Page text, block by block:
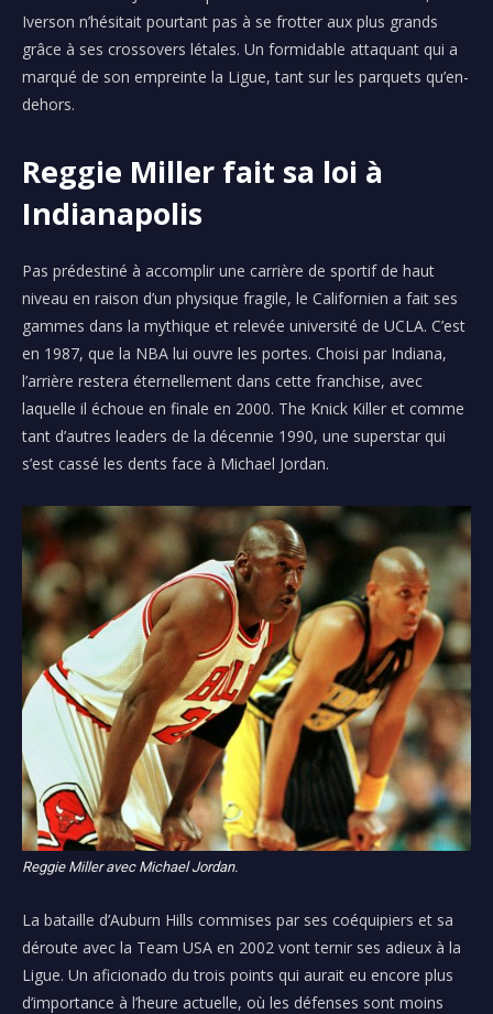
Iverson n’hésitait pourtant pas à se frotter aux plus grands
grâce à ses crossovers létales. Un formidable attaquant qui a
marqué de son empreinte la Ligue, tant sur les parquets qu’en-
dehors.
Reggie Miller fait sa loi à
Indianapolis
Pas prédestiné à accomplir une carrière de sportif de haut
niveau en raison d’un physique fragile, le Californien a fait ses
gammes dans la mythique et relevée université de UCLA. C’est
en 1987, que la NBA lui ouvre les portes. Choisi par Indiana,
l’arrière restera éternellement dans cette franchise, avec
laquelle il échoue en finale en 2000. The Knick Killer et comme
tant d’autres leaders de la décennie 1990, une superstar qui
s’est cassé les dents face à Michael Jordan.
Reggie Miller avec Michael Jordan.
La bataille d’Auburn Hills commises par ses coéquipiers et sa
déroute avec la Team USA en 2002 vont ternir ses adieux à la
Ligue. Un aficionado du trois points qui aurait eu encore plus
d’importance à l’heure actuelle, où les défenses sont moins